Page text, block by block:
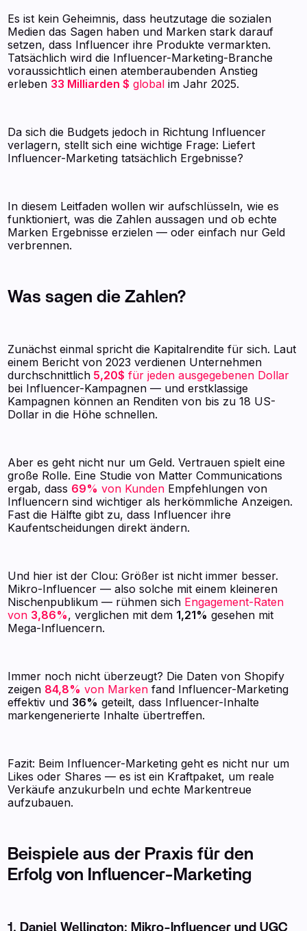
Es ist kein Geheimnis, dass heutzutage die sozialen
Medien das Sagen haben und Marken stark darauf
setzen, dass Influencer ihre Produkte vermarkten.
Tatsächlich wird die Influencer-Marketing-Branche
voraussichtlich einen atemberaubenden Anstieg
erleben 33 Milliarden $ global im Jahr 2025.
Da sich die Budgets jedoch in Richtung Influencer
verlagern, stellt sich eine wichtige Frage: Liefert
Influencer-Marketing tatsächlich Ergebnisse?
In diesem Leitfaden wollen wir aufschlüsseln, wie es
funktioniert, was die Zahlen aussagen und ob echte
Marken Ergebnisse erzielen — oder einfach nur Geld
verbrennen.
Was sagen die Zahlen?
Zunächst einmal spricht die Kapitalrendite für sich. Laut
einem Bericht von 2023 verdienen Unternehmen
durchschnittlich 5,20$ für jeden ausgegebenen Dollar
bei Influencer-Kampagnen — und erstklassige
Kampagnen können an Renditen von bis zu 18 US-
Dollar in die Höhe schnellen.
Aber es geht nicht nur um Geld. Vertrauen spielt eine
große Rolle. Eine Studie von Matter Communications
ergab, dass 69% von Kunden Empfehlungen von
Influencern sind wichtiger als herkömmliche Anzeigen.
Fast die Hälfte gibt zu, dass Influencer ihre
Kaufentscheidungen direkt ändern.
Und hier ist der Clou: Größer ist nicht immer besser.
Mikro-Influencer — also solche mit einem kleineren
Nischenpublikum — rühmen sich Engagement-Raten
von 3,86%, verglichen mit dem 1,21% gesehen mit
Mega-Influencern.
Immer noch nicht überzeugt? Die Daten von Shopify
zeigen 84,8% von Marken fand Influencer-Marketing
effektiv und 36% geteilt, dass Influencer-Inhalte
markengenerierte Inhalte übertreffen.
Fazit: Beim Influencer-Marketing geht es nicht nur um
Likes oder Shares — es ist ein Kraftpaket, um reale
Verkäufe anzukurbeln und echte Markentreue
aufzubauen.
Beispiele aus der Praxis für den
Erfolg von Influencer-Marketing
1. Daniel Wellington: Mikro-Influencer und UGC